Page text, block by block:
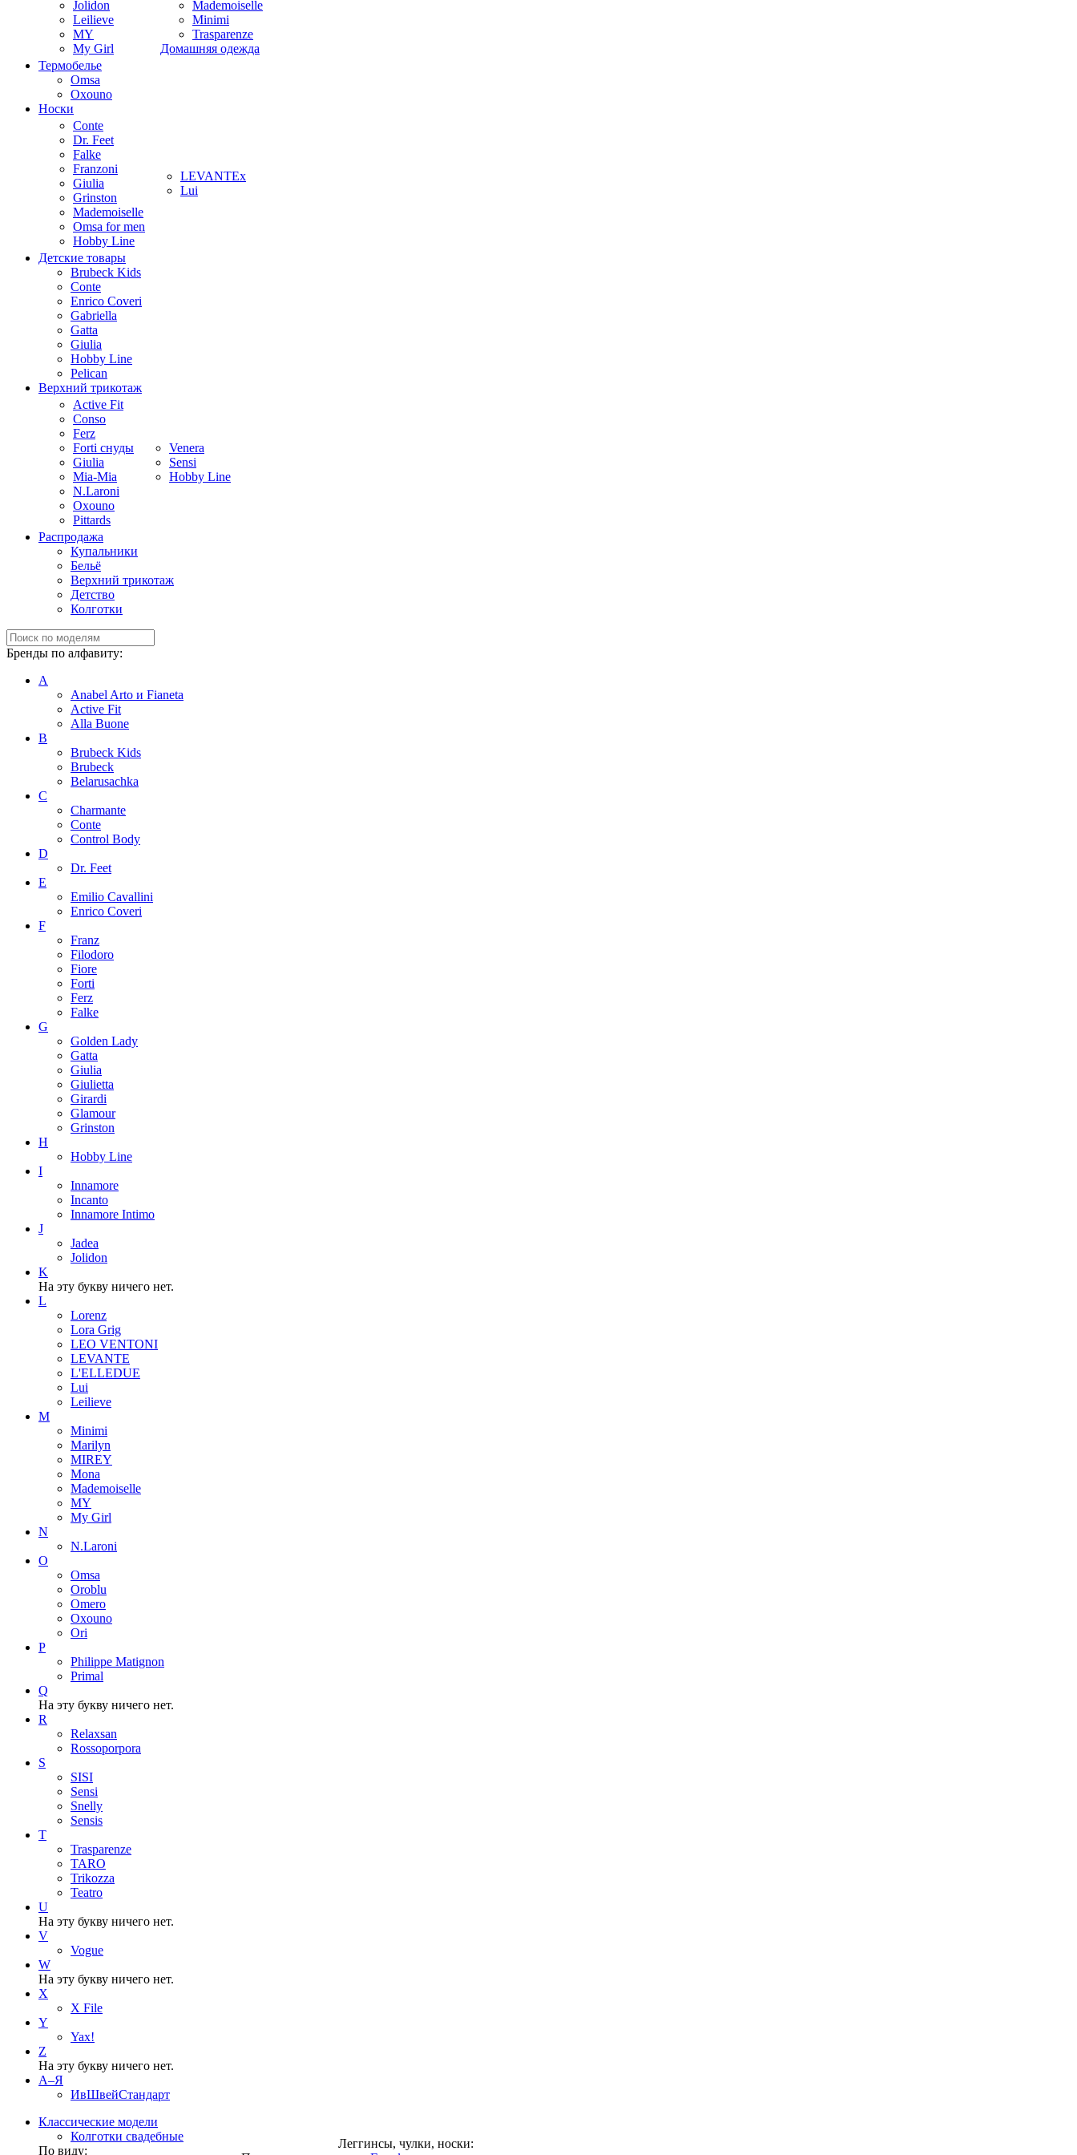
Jolidon
Leilieve
MY
My Girl
Mademoiselle
Minimi
Trasparenze
Домашняя одежда
Термобелье
Omsa
Oxouno
Носки
Conte
Dr. Feet
Falke
Franzoni
Giulia
Grinston
Mademoiselle
Omsa for men
Hobby Line
LEVANTEx
Lui
Детские товары
Brubeck Kids
Conte
Enrico Coveri
Gabriella
Gatta
Giulia
Hobby Line
Pelican
Верхний трикотаж
Active Fit
Conso
Ferz
Forti снуды
Giulia
Mia-Mia
N.Laroni
Oxouno
Pittards
Venera
Sensi
Hobby Line
Распродажа
Купальники
Бельё
Верхний трикотаж
Детство
Колготки
Бренды по алфавиту:
A
Anabel Arto и Fianeta
Active Fit
Alla Buone
B
Brubeck Kids
Brubeck
Belarusachka
C
Charmante
Conte
Control Body
D
Dr. Feet
E
Emilio Cavallini
Enrico Coveri
F
Franz
Filodoro
Fiore
Forti
Ferz
Falke
G
Golden Lady
Gatta
Giulia
Giulietta
Girardi
Glamour
Grinston
H
Hobby Line
I
Innamore
Incanto
Innamore Intimo
J
Jadea
Jolidon
K
На эту букву ничего нет.
L
Lorenz
Lora Grig
LEO VENTONI
LEVANTE
L'ELLEDUE
Lui
Leilieve
M
Minimi
Marilyn
MIREY
Mona
Mademoiselle
MY
My Girl
N
N.Laroni
O
Omsa
Oroblu
Omero
Oxouno
Ori
P
Philippe Matignon
Primal
Q
На эту букву ничего нет.
R
Relaxsan
Rossoporpora
S
SISI
Sensi
Snelly
Sensis
T
Trasparenze
TARO
Trikozza
Teatro
U
На эту букву ничего нет.
V
Vogue
W
На эту букву ничего нет.
X
X File
Y
Yax!
Z
На эту букву ничего нет.
А–Я
ИвШвейСтандарт
Классические модели
Колготки свадебные
По виду:
Леггинсы, чулки, носки: